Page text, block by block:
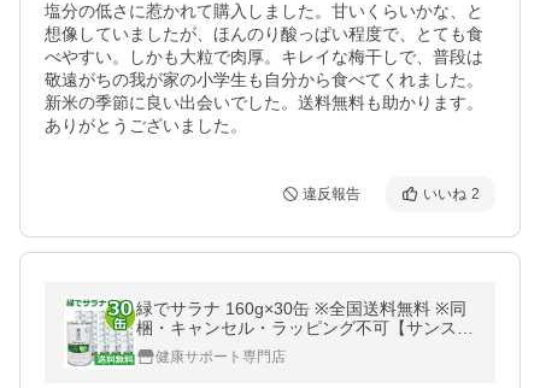
塩分の低さに惹かれて購入しました。甘いくらいかな、と
想像していましたが、ほんのり酸っぱい程度で、とても食
べやすい。しかも大粒で肉厚。キレイな梅干しで、普段は
敬遠がちの我が家の小学生も自分から食べてくれました。
新米の季節に良い出会いでした。送料無料も助かります。
ありがとうございました。
違反報告 いいね 2
緑でサラナ 160g×30缶 ※全国送料無料 ※同
梱・キャンセル・ラッピング不可【サンスタ
ー】健康サポート専門店